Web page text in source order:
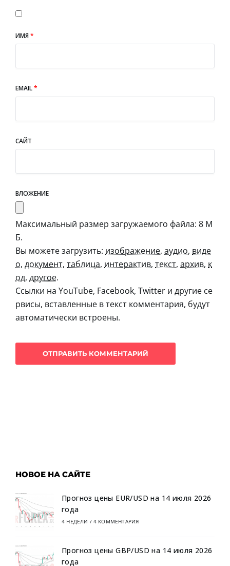
ИМЯ*
EMAIL*
САЙТ
ВЛОЖЕНИЕ
Максимальный размер загружаемого файла: 8 М
Б.
Вы можете загрузить: изображение, аудио, виде
о, документ, таблица, интерактив, текст, архив, к
од, другое.
Ссылки на YouTube, Facebook, Twitter и другие се
рвисы, вставленные в текст комментария, будут
автоматически встроены.
НОВОЕ НА САЙТЕ
Прогноз цены EUR/USD на 14 июля 2026
года
4 НЕДЕЛИ / 4 КОММЕНТАРИЯ
Прогноз цены GBP/USD на 14 июля 2026
года